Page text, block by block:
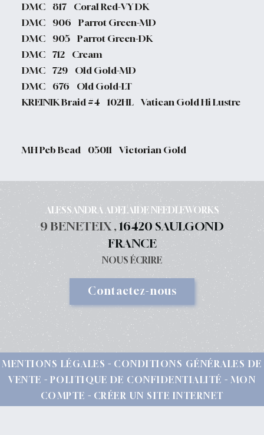
DMC 817 Coral Red-VY DK
DMC 906 Parrot Green-MD
DMC 905 Parrot Green-DK
DMC 712 Cream
DMC 729 Old Gold-MD
DMC 676 Old Gold-LT
KREINIK Braid #4 102HL Vatican Gold Hi Lustre
MH Peb Bead 05011 Victorian Gold
ALESSANDRA ADELAIDE NEEDLEWORKS
9 BENETEIX ,16420 SAULGOND
FRANCE
NOUS ÉCRIRE
Contactez-nous
MENTIONS LÉGALES
CONDITIONS GÉNÉRALES DE
VENTE
POLITIQUE DE CONFIDENTIALITÉ
MON
COMPTE
CRÉER UN SITE INTERNET